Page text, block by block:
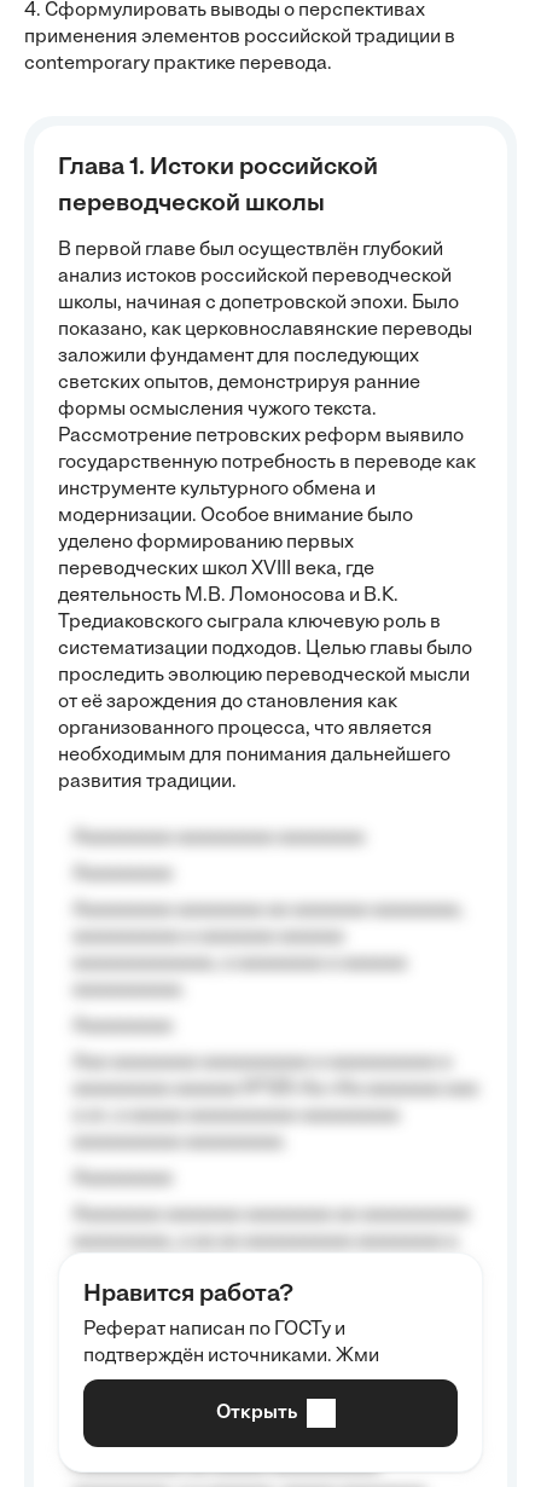
4. Сформулировать выводы о перспективах
применения элементов российской традиции в
contemporary практике перевода.
Глава 1. Истоки российской
переводческой школы
В первой главе был осуществлён глубокий
анализ истоков российской переводческой
школы, начиная с допетровской эпохи. Было
показано, как церковнославянские переводы
заложили фундамент для последующих
светских опытов, демонстрируя ранние
формы осмысления чужого текста.
Рассмотрение петровских реформ выявило
государственную потребность в переводе как
инструменте культурного обмена и
модернизации. Особое внимание было
уделено формированию первых
переводческих школ XVIII века, где
деятельность М.В. Ломоносова и В.К.
Тредиаковского сыграла ключевую роль в
систематизации подходов. Целью главы было
проследить эволюцию переводческой мысли
от её зарождения до становления как
организованного процесса, что является
необходимым для понимания дальнейшего
развития традиции.
Aaaaaaaaa
Aaaaaaaaaa aa aaa aaaaaaaaa, a aaa
aaaaaaaaaa aaa, a aaaaaaaaaa, aaaaaa
aaaaaa a aaaaaa.
Aaaaaa-aaaaaaaaaaa aaaaaa
Aaaaaaaaaa aa aaaaa aaaaaaaaaa
Нравится работа?
Реферат написан по ГОСТу и
подтверждён источниками. Жми
Открыть